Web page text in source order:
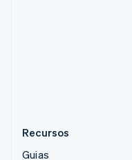
Recursos
Guias